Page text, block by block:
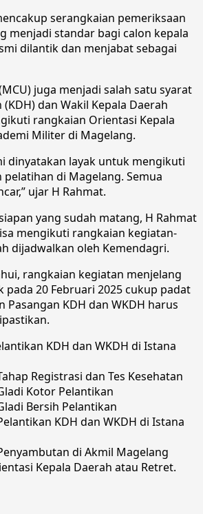
serangkaian pemeriksaan
menjadi standar bagi calon kepala
dilantik dan menjabat sebagai
juga menjadi salah satu syarat
dan Wakil Kepala Daerah
rangkaian Orientasi Kepala
Militer di Magelang.
dinyatakan layak untuk mengikuti
di Magelang. Semua
ujar H Rahmat.
yang sudah matang, H Rahmat
mengikuti rangkaian kegiatan-
dijadwalkan oleh Kemendagri.
rangkaian kegiatan menjelang
pada 20 Februari 2025 cukup padat
Pasangan KDH dan WKDH harus
KDH dan WKDH di Istana
Registrasi dan Tes Kesehatan
Kotor Pelantikan
Bersih Pelantikan
KDH dan WKDH di Istana
di Akmil Magelang
Kepala Daerah atau Retret.